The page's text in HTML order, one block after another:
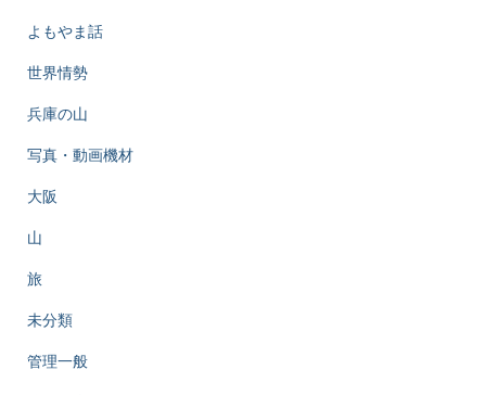
よもやま話
世界情勢
兵庫の山
写真・動画機材
大阪
山
旅
未分類
管理一般